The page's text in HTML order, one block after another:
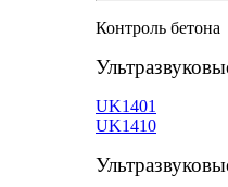
Контроль бетона
UK1401
UK1410